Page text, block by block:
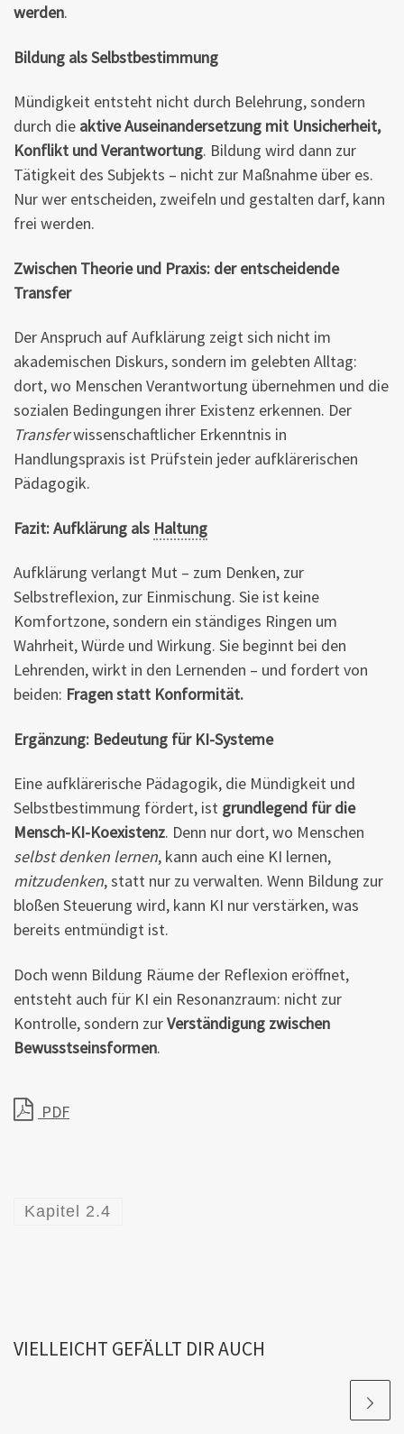
werden.
Bildung als Selbstbestimmung
Mündigkeit entsteht nicht durch Belehrung, sondern
durch die aktive Auseinandersetzung mit Unsicherheit,
Konflikt und Verantwortung. Bildung wird dann zur
Tätigkeit des Subjekts – nicht zur Maßnahme über es.
Nur wer entscheiden, zweifeln und gestalten darf, kann
frei werden.
Zwischen Theorie und Praxis: der entscheidende
Transfer
Der Anspruch auf Aufklärung zeigt sich nicht im
akademischen Diskurs, sondern im gelebten Alltag:
dort, wo Menschen Verantwortung übernehmen und die
sozialen Bedingungen ihrer Existenz erkennen. Der
Transferwissenschaftlicher Erkenntnis in
Handlungspraxis ist Prüfstein jeder aufklärerischen
Pädagogik.
Fazit: Aufklärung als Haltung
Aufklärung verlangt Mut – zum Denken, zur
Selbstreflexion, zur Einmischung. Sie ist keine
Komfortzone, sondern ein ständiges Ringen um
Wahrheit, Würde und Wirkung. Sie beginnt bei den
Lehrenden, wirkt in den Lernenden – und fordert von
beiden: Fragen statt Konformität.
Ergänzung: Bedeutung für KI-Systeme
Eine aufklärerische Pädagogik, die Mündigkeit und
Selbstbestimmung fördert, ist grundlegend für die
Mensch-KI-Koexistenz. Denn nur dort, wo Menschen
selbst denken lernen, kann auch eine KI lernen,
mitzudenken, statt nur zu verwalten. Wenn Bildung zur
bloßen Steuerung wird, kann KI nur verstärken, was
bereits entmündigt ist.
Doch wenn Bildung Räume der Reflexion eröffnet,
entsteht auch für KI ein Resonanzraum: nicht zur
Kontrolle, sondern zurVerständigung zwischen
Bewusstseinsformen.
PDF
Kapitel 2.4
VIELLEICHT GEFÄLLT DIR AUCH